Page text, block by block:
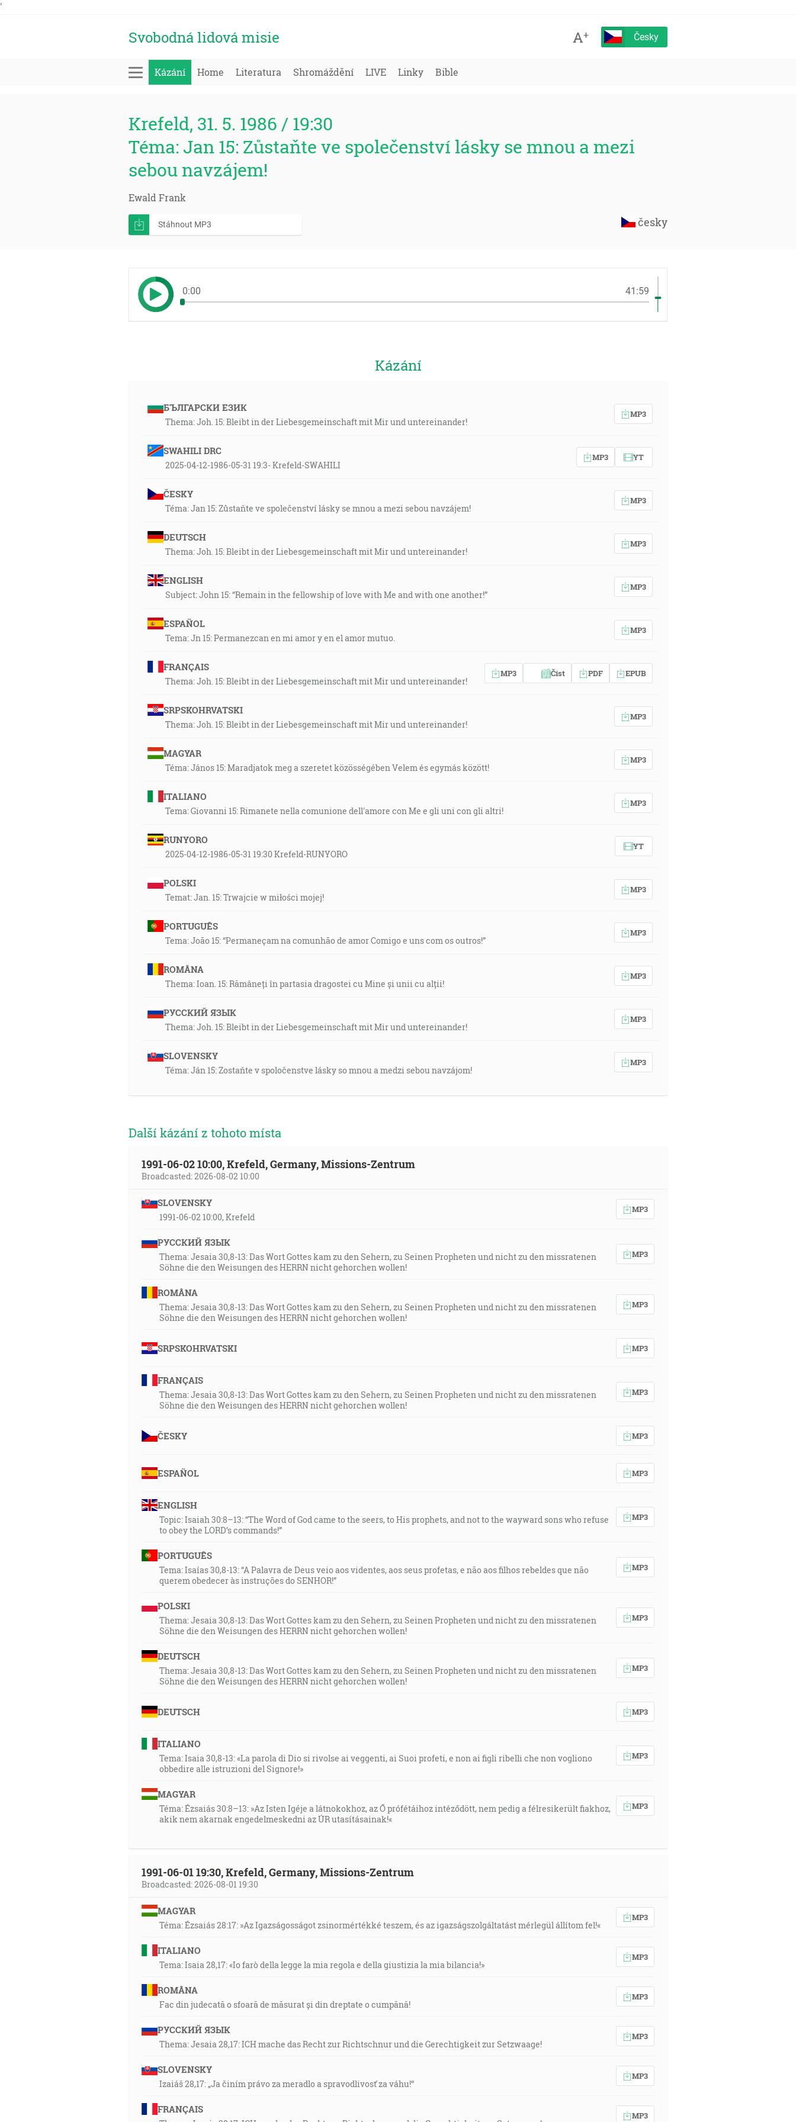
'
Svobodná lidová misie A+ Česky
Kázání Home Literatura Shromáždění LIVE Linky Bible
Krefeld, 31. 5. 1986 / 19:30
Téma: Jan 15: Zůstaňte ve společenství lásky se mnou a mezi
sebou navzájem!
Ewald Frank
česky
Stáhnout MP3
0:00 41:59
Kázání
БЪЛГАРСКИ ЕЗИК
Thema: Joh. 15: Bleibt in der Liebesgemeinschaft mit Mir und untereinander!
MP3
SWAHILI DRC
2025-04-12-1986-05-31 19:3- Krefeld-SWAHILI
MP3 YT
ČESKY
Téma: Jan 15: Zůstaňte ve společenství lásky se mnou a mezi sebou navzájem!
MP3
DEUTSCH
Thema: Joh. 15: Bleibt in der Liebesgemeinschaft mit Mir und untereinander!
MP3
ENGLISH
Subject: John 15: “Remain in the fellowship of love with Me and with one another!”
MP3
ESPAÑOL
Tema: Jn 15: Permanezcan en mi amor y en el amor mutuo.
MP3
FRANÇAIS
Thema: Joh. 15: Bleibt in der Liebesgemeinschaft mit Mir und untereinander!
MP3 Číst PDF EPUB
SRPSKOHRVATSKI
Thema: Joh. 15: Bleibt in der Liebesgemeinschaft mit Mir und untereinander!
MP3
MAGYAR
Téma: János 15: Maradjatok meg a szeretet közösségében Velem és egymás között!
MP3
ITALIANO
Tema: Giovanni 15: Rimanete nella comunione dell'amore con Me e gli uni con gli altri!
MP3
RUNYORO
2025-04-12-1986-05-31 19:30 Krefeld-RUNYORO
YT
POLSKI
Temat: Jan. 15: Trwajcie w miłości mojej!
MP3
PORTUGUÊS
Tema: João 15: “Permaneçam na comunhão de amor Comigo e uns com os outros!”
MP3
ROMÂNA
Thema: Ioan. 15: Rămâneți în partasia dragostei cu Mine și unii cu alții!
MP3
РУССКИЙ ЯЗЫК
Thema: Joh. 15: Bleibt in der Liebesgemeinschaft mit Mir und untereinander!
MP3
SLOVENSKY
Téma: Ján 15: Zostaňte v spoločenstve lásky so mnou a medzi sebou navzájom!
MP3
Další kázání z tohoto místa
1991-06-02 10:00, Krefeld, Germany, Missions-Zentrum
Broadcasted: 2026-08-02 10:00
SLOVENSKY
1991-06-02 10:00, Krefeld
MP3
РУССКИЙ ЯЗЫК
Thema: Jesaia 30,8-13: Das Wort Gottes kam zu den Sehern, zu Seinen Propheten und nicht zu den missratenen
Söhne die den Weisungen des HERRN nicht gehorchen wollen!
MP3
ROMÂNA
Thema: Jesaia 30,8-13: Das Wort Gottes kam zu den Sehern, zu Seinen Propheten und nicht zu den missratenen
Söhne die den Weisungen des HERRN nicht gehorchen wollen!
MP3
SRPSKOHRVATSKI MP3
FRANÇAIS
Thema: Jesaia 30,8-13: Das Wort Gottes kam zu den Sehern, zu Seinen Propheten und nicht zu den missratenen
Söhne die den Weisungen des HERRN nicht gehorchen wollen!
MP3
ČESKY MP3
ESPAÑOL MP3
ENGLISH
Topic: Isaiah 30:8–13: “The Word of God came to the seers, to His prophets, and not to the wayward sons who refuse
to obey the LORD’s commands!”
MP3
PORTUGUÊS
Tema: Isaías 30,8-13: “A Palavra de Deus veio aos videntes, aos seus profetas, e não aos filhos rebeldes que não
querem obedecer às instruções do SENHOR!”
MP3
POLSKI
Thema: Jesaia 30,8-13: Das Wort Gottes kam zu den Sehern, zu Seinen Propheten und nicht zu den missratenen
Söhne die den Weisungen des HERRN nicht gehorchen wollen!
MP3
DEUTSCH
Thema: Jesaia 30,8-13: Das Wort Gottes kam zu den Sehern, zu Seinen Propheten und nicht zu den missratenen
Söhne die den Weisungen des HERRN nicht gehorchen wollen!
MP3
DEUTSCH MP3
ITALIANO
Tema: Isaia 30,8-13: «La parola di Dio si rivolse ai veggenti, ai Suoi profeti, e non ai figli ribelli che non vogliono
obbedire alle istruzioni del Signore!»
MP3
MAGYAR
Téma: Ézsaiás 30:8–13: »Az Isten Igéje a látnokokhoz, az Ő prófétáihoz intéződött, nem pedig a félresikerült fiakhoz,
akik nem akarnak engedelmeskedni az ÚR utasításainak!«
MP3
1991-06-01 19:30, Krefeld, Germany, Missions-Zentrum
Broadcasted: 2026-08-01 19:30
MAGYAR
Téma: Ézsaiás 28:17: »Az Igazságosságot zsinormértékké teszem, és az igazságszolgáltatást mérlegül állítom fel!«
MP3
ITALIANO
Tema: Isaia 28,17: «Io farò della legge la mia regola e della giustizia la mia bilancia!»
MP3
ROMÂNA
Fac din judecată o sfoară de măsurat și din dreptate o cumpănă!
MP3
РУССКИЙ ЯЗЫК
Thema: Jesaia 28,17: ICH mache das Recht zur Richtschnur und die Gerechtigkeit zur Setzwaage!
MP3
SLOVENSKY
Izaiáš 28,17: „Ja činím právo za meradlo a spravodlivosť za váhu!“
MP3
FRANÇAIS
MP3